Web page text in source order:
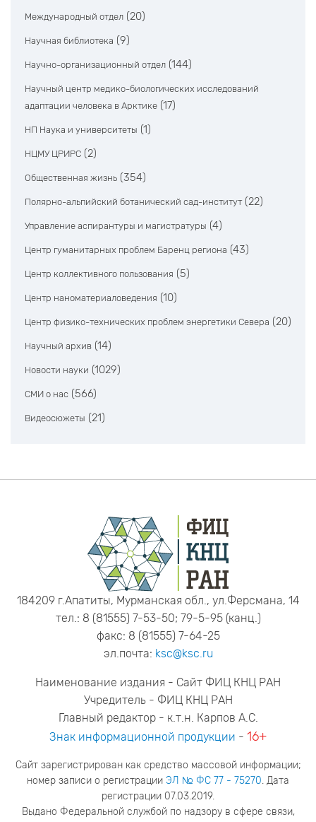
Международный отдел (20)
Научная библиотека (9)
Научно-организационный отдел (144)
Научный центр медико-биологических исследований
адаптации человека в Арктике (17)
НП Наука и университеты (1)
НЦМУ ЦРИРС (2)
Общественная жизнь (354)
Полярно-альпийский ботанический сад-институт (22)
Управление аспирантуры и магистратуры (4)
Центр гуманитарных проблем Баренц региона (43)
Центр коллективного пользования (5)
Центр наноматериаловедения (10)
Центр физико-технических проблем энергетики Севера (20)
Научный архив (14)
Новости науки (1029)
СМИ о нас (566)
Видеосюжеты (21)
184209 г.Апатиты, Мурманская обл., ул.Ферсмана, 14
тел.: 8 (81555) 7-53-50; 79-5-95 (канц.)
факс: 8 (81555) 7-64-25
эл.почта: ksc@ksc.ru
Наименование издания - Сайт ФИЦ КНЦ РАН
Учредитель - ФИЦ КНЦ РАН
Главный редактор - к.т.н. Карпов А.С.
Знак информационной продукции - 16+
Сайт зарегистрирован как средство массовой информации;
номер записи о регистрации ЭЛ № ФС 77 - 75270. Дата
регистрации 07.03.2019.
Выдано Федеральной службой по надзору в сфере связи,